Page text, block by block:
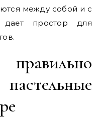
между собой и с
дает простор для